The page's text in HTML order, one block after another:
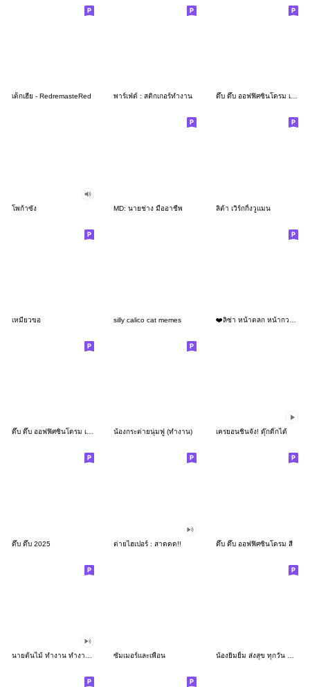
เด็กเฮีย - RedremasteRed พาร์เฟ่ต์ : สติกเกอร์ทำงาน ดึ๊บ ดึ๊บ ออฟฟิศซินโดรม เจ็ด
โพก้าซัง MD: นายช่าง มืออาชีพ ลิต้า เวิร์กกิ้งวูแมน
เหมียวขอ silly calico cat memes
ดึ๊บ ดึ๊บ ออฟฟิศซินโดรม เก้า น้องกระต่ายนุ่มฟู (ทำงาน) เครยอนชินจัง! ดุ๊กดิ๊กได้
ดึ๊บ ดึ๊บ 2025 ต่ายไฮเปอร์ : สาดดด!! ดึ๊บ ดึ๊บ ออฟฟิศซินโดรม สี่
ซัมเมอร์และเพื่อน